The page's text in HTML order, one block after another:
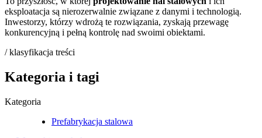
eksploatacja są nierozerwalnie związane z danymi i technologią.
Inwestorzy, którzy wdrożą te rozwiązania, zyskają przewagę
konkurencyjną i pełną kontrolę nad swoimi obiektami.
/ klasyfikacja treści
Kategoria i tagi
Kategoria
Prefabrykacja stalowa